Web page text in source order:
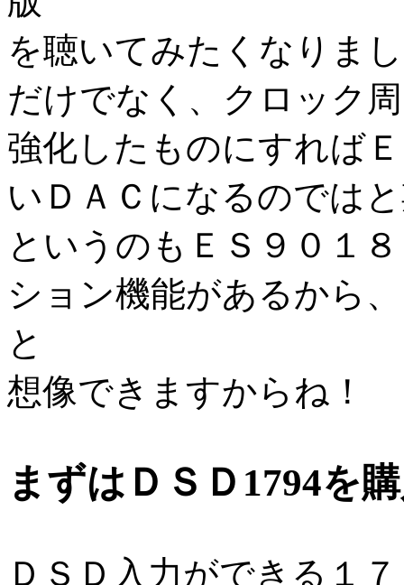
を聴いてみたくなりま
だけでなく、クロック
強化したものにすれば
いＤＡＣになるのでは
というのもＥＳ９０１
ション機能があるから
と
想像できますからね！
まずはＤＳＤ1794を
ＤＳＤ入力ができる１